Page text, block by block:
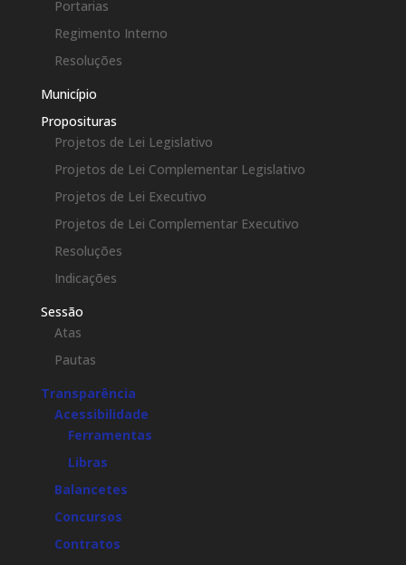
Portarias
Regimento Interno
Resoluções
Município
Proposituras
Projetos de Lei Legislativo
Projetos de Lei Complementar Legislativo
Projetos de Lei Executivo
Projetos de Lei Complementar Executivo
Resoluções
Indicações
Sessão
Atas
Pautas
Transparência
Acessibilidade
Ferramentas
Libras
Balancetes
Concursos
Contratos